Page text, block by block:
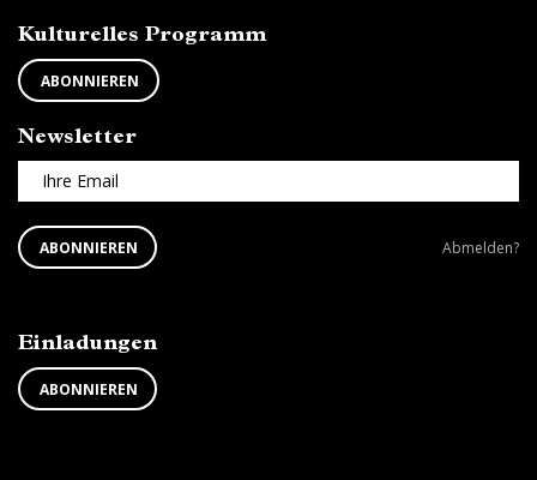
Kulturelles Programm
ABONNIEREN
Newsletter
Ihre Email
ABONNIEREN
SIE
ABONNIEREN
Newsletter
Abmelden?
Einladungen
ABONNIEREN